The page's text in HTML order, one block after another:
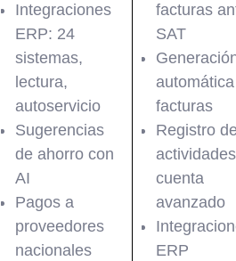
Integraciones
ERP: 24
sistemas,
lectura,
autoservicio
Sugerencias
de ahorro con
AI
Pagos a
proveedores
nacionales
facturas
SAT
facturas
Registro
cuenta
avanzado
ERP